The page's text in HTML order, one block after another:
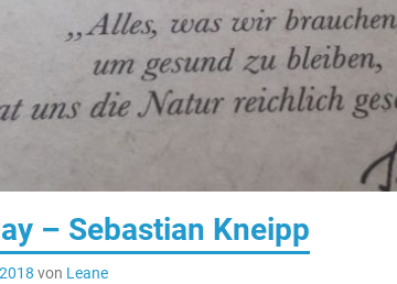
– Sebastian Kneipp
von Leane